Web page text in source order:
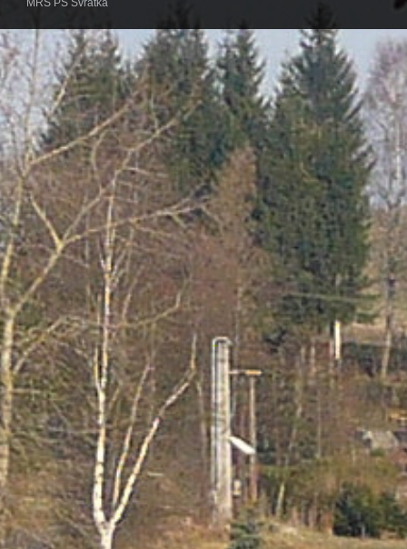
MRS PS Svratka